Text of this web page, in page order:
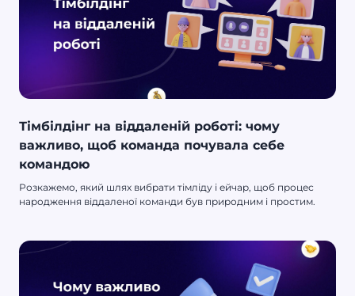
Тімбілдінг на віддаленій роботі: чому
важливо, щоб команда почувала себе
командою
Розкажемо, який шлях вибрати тімліду і ейчар, щоб процес
народження віддаленої команди був природним і простим.